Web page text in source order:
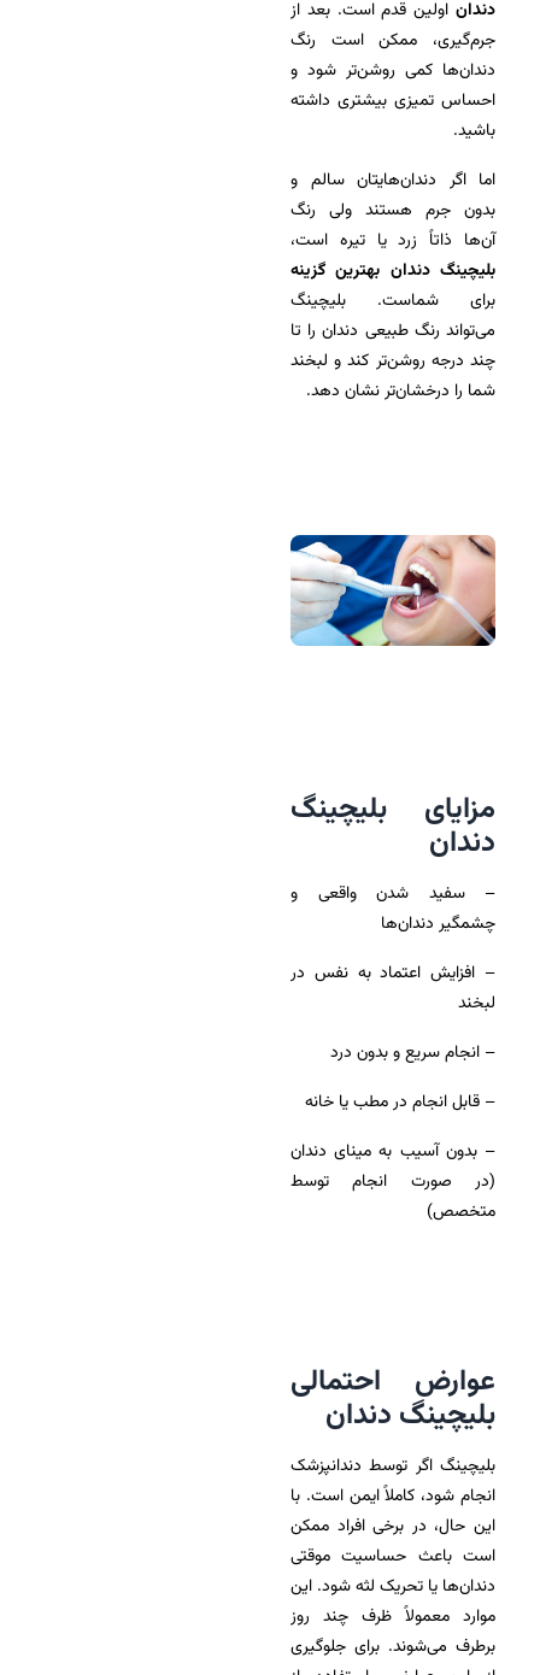
دندان اولین قدم است. بعد از
جرم‌گیری، ممکن است رنگ
دندان‌ها کمی روشن‌تر شود و
احساس تمیزی بیشتری داشته
باشید.
اما اگر دندان‌هایتان سالم و
بدون جرم هستند ولی رنگ
آن‌ها ذاتاً زرد یا تیره است،
بلیچینگ دندان بهترین گزینه
برای شماست. بلیچینگ
می‌تواند رنگ طبیعی دندان را تا
چند درجه روشن‌تر کند و لبخند
شما را درخشان‌تر نشان دهد.
مزایای بلیچینگ
دندان
– سفید شدن واقعی و
چشمگیر دندان‌ها
– افزایش اعتماد به نفس در
لبخند
– انجام سریع و بدون درد
– قابل انجام در مطب یا خانه
– بدون آسیب به مینای دندان
(در صورت انجام توسط
متخصص)
عوارض احتمالی
بلیچینگ دندان
بلیچینگ اگر توسط دندانپزشک
انجام شود، کاملاً ایمن است. با
این حال، در برخی افراد ممکن
است باعث حساسیت موقتی
دندان‌ها یا تحریک لثه شود. این
موارد معمولاً ظرف چند روز
برطرف می‌شوند. برای جلوگیری